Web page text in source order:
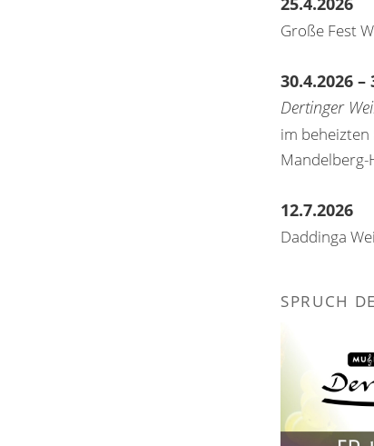
Große Fest
30.4.2026 –
Dertinger
im
Mandelberg-
12.7.2026
Daddinga
SPRUCH